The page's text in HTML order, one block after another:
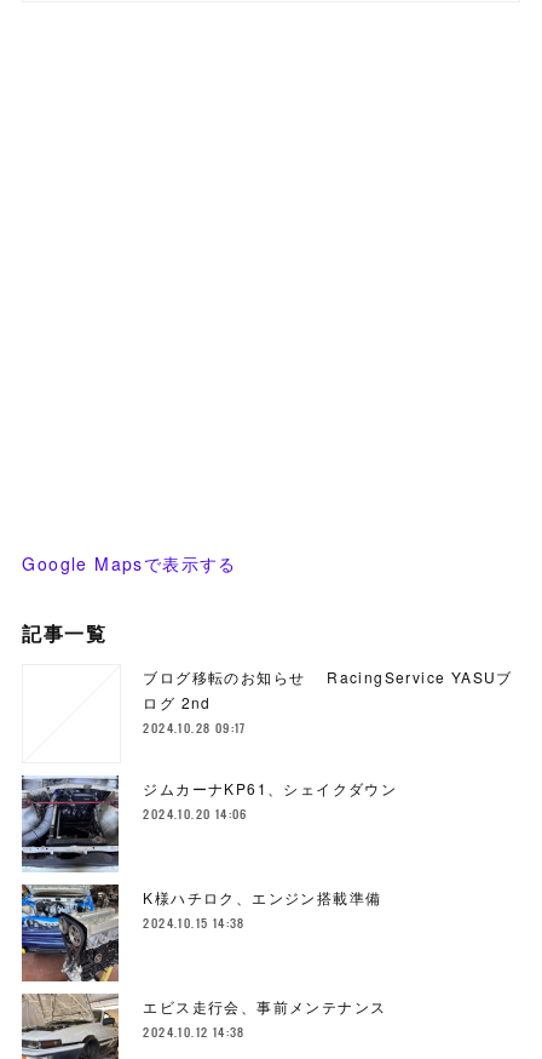
Google Mapsで表示する
記事一覧
ブログ移転のお知らせ RacingService YASUブ
ログ 2nd
2024.10.28 09:17
ジムカーナKP61、シェイクダウン
2024.10.20 14:06
K様ハチロク、エンジン搭載準備
2024.10.15 14:38
エビス走行会、事前メンテナンス
2024.10.12 14:38